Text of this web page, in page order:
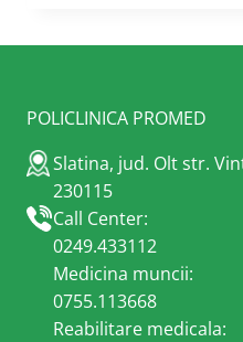
POLICLINICA PROMED
Slatina, jud. Olt str.
230115
Call Center:
0249.433112
Medicina muncii:
0755.113668
Reabilitare medicala: